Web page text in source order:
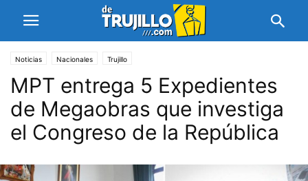
Noticias Nacionales Trujillo
MPT entrega 5 Expedientes
de Megaobras que investiga
el Congreso de la República